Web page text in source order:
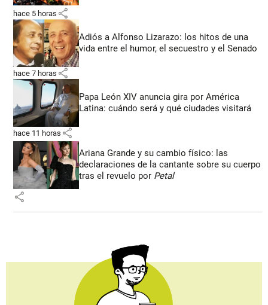
hace 5 horas share
Adiós a Alfonso Lizarazo: los hitos de una
vida entre el humor, el secuestro y el Senado
hace 7 horas share
Papa León XIV anuncia gira por América
Latina: cuándo será y qué ciudades visitará
hace 11 horas share
Ariana Grande y su cambio físico: las
declaraciones de la cantante sobre su cuerpo
tras el revuelo por Petal
share